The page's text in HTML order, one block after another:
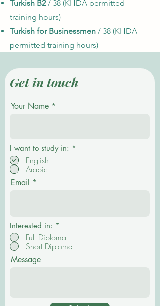
Turkish B2/ 38 (KHDA permitted
training hours)
Turkish for Businessmen / 38 (KHDA
permitted training hours)
Get in touch
Your Name
I want to study in: *
English
Arabic
Email
Interested in: *
Full Diploma
Short Diploma
Message